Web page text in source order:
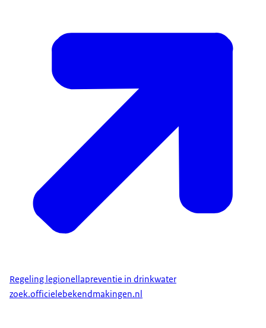
Regeling legionellapreventie in drinkwater
zoek.officielebekendmakingen.nl